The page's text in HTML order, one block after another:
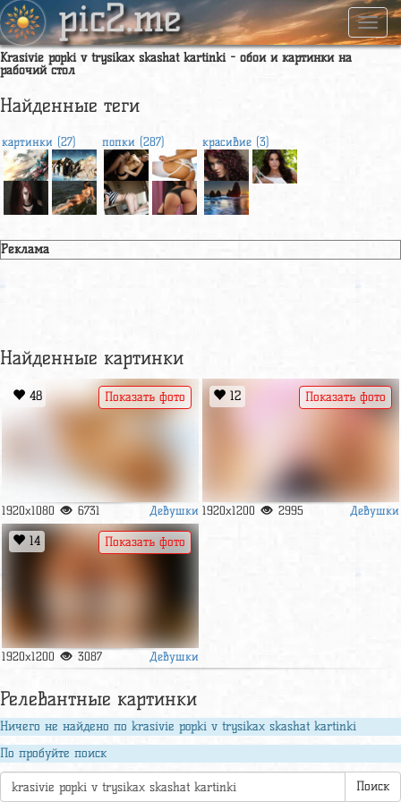
pic2.me
Krasivie popki v trysikax skashat kartinki - обои и картинки на
рабочий стол
Найденные теги
картинки (27) попки (287) красивие (3)
Реклама
Найденные картинки
48
1920x1080 6731 Девушки
Показать фото 12
1920x1200 2995 Девушки
Показать фото
14
1920x1200 3087 Девушки
Показать фото
Релевантные картинки
Ничего не найдено по krasivie popki v trysikax skashat kartinki
По пробуйте поиск
Поиск